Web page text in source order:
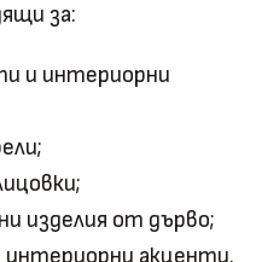
за:
и интериорни
изделия от дърво;